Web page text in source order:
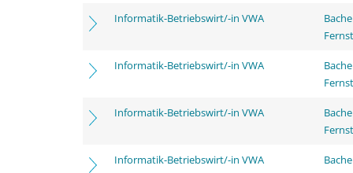
Informatik-Betriebswirt/-in VWA
Informatik-Betriebswirt/-in VWA
Informatik-Betriebswirt/-in VWA
Informatik-Betriebswirt/-in VWA